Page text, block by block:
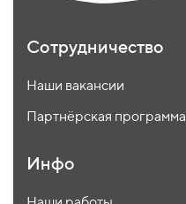
Сотрудничество
Наши вакансии
Партнёрская программа
Инфо